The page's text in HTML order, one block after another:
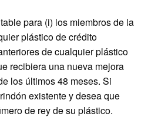
para (i) los miembros de la
plástico de crédito
de cualquier plástico
recibiera una nueva mejora
los últimos 48 meses. Si
existente y desea que
de rey de su plástico.